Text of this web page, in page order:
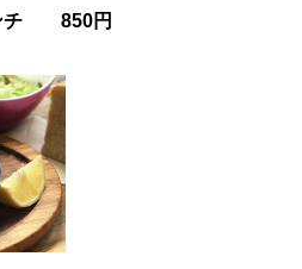
チ 850円